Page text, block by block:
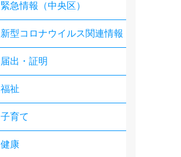
緊急情報（中央区）
新型コロナウイルス関連情報
届出・証明
福祉
子育て
健康